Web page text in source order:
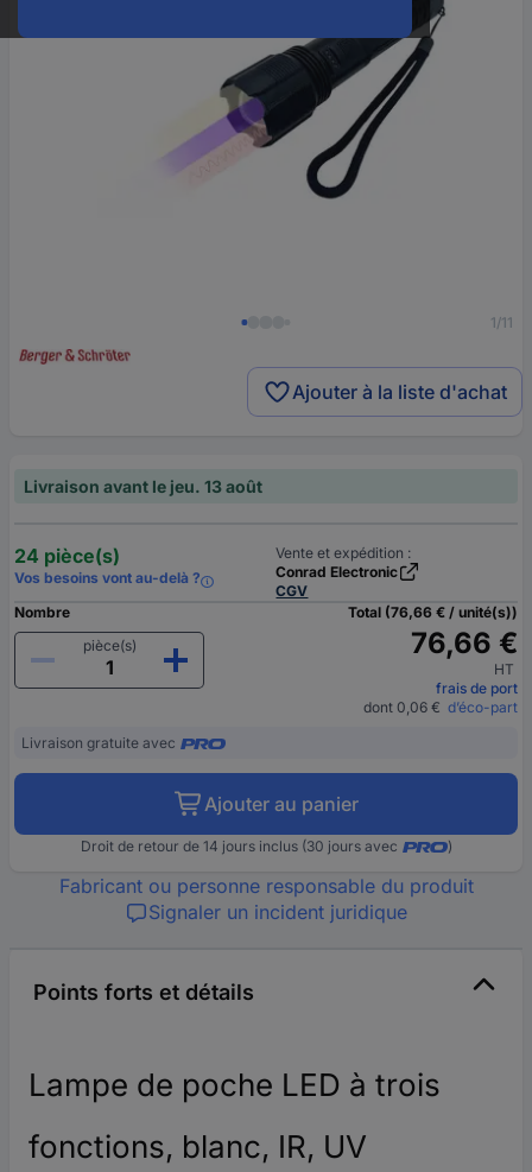
1/11
Ajouter à la liste d'achat
Livraison avant le jeu. 13 août
24 pièce(s)
Vos besoins vont au-delà ?
Vente et expédition :
Conrad Electronic
CGV
Nombre
pièce(s)
Total (76,66 € / unité(s))
76,66 €
HT
frais de port
dont 0,06 € d’éco-part
Livraison gratuite avec
Ajouter au panier
Droit de retour de 14 jours inclus (30 jours avec )
Fabricant ou personne responsable du produit
Signaler un incident juridique
Points forts et détails
Lampe de poche LED à trois
fonctions, blanc, IR, UV